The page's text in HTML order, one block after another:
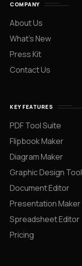
COMPANY
About Us
What’s New
Press Kit
Contact Us
KEY FEATURES
PDF Tool Suite
Flipbook Maker
Diagram Maker
Graphic Design Tool
Document Editor
Presentation Maker
Spreadsheet Editor
Pricing